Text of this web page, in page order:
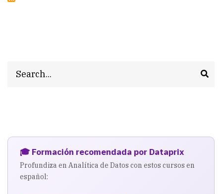
🎓 Formación recomendada por Dataprix
Profundiza en Analítica de Datos con estos cursos en
español: